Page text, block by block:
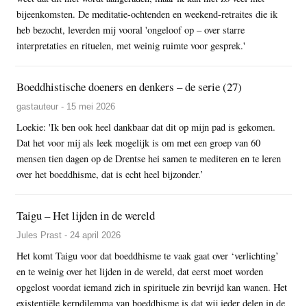
bijeenkomsten. De meditatie-ochtenden en weekend-retraites die ik
heb bezocht, leverden mij vooral 'ongeloof op – over starre
interpretaties en rituelen, met weinig ruimte voor gesprek.'
Boeddhistische doeners en denkers – de serie (27)
gastauteur - 15 mei 2026
Loekie: 'Ik ben ook heel dankbaar dat dit op mijn pad is gekomen.
Dat het voor mij als leek mogelijk is om met een groep van 60
mensen tien dagen op de Drentse hei samen te mediteren en te leren
over het boeddhisme, dat is echt heel bijzonder.’
Taigu – Het lijden in de wereld
Jules Prast - 24 april 2026
Het komt Taigu voor dat boeddhisme te vaak gaat over ‘verlichting’
en te weinig over het lijden in de wereld, dat eerst moet worden
opgelost voordat iemand zich in spirituele zin bevrijd kan wanen. Het
existentiële kerndilemma van boeddhisme is dat wij ieder delen in de